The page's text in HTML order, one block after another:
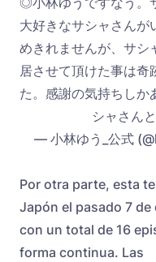
大好きなサシャさんが
めきれませんが、サシ
居させて頂けた事は奇
た。感謝の気持ちしか
シャさん
— 小林ゆう_公式
Por otra parte, esta
Japón el pasado 7
con un total de 16
forma continua. Las